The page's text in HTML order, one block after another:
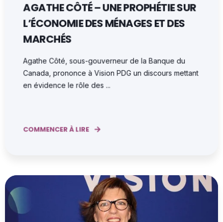
AGATHE CÔTÉ – UNE PROPHÉTIE SUR
L’ÉCONOMIE DES MÉNAGES ET DES
MARCHÉS
Agathe Côté, sous-gouverneur de la Banque du
Canada, prononce à Vision PDG un discours mettant
en évidence le rôle des ...
COMMENCER À LIRE